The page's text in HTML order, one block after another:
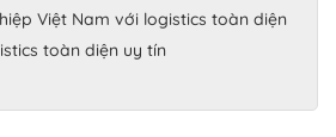
Việt Nam với logistics toàn diện
toàn diện uy tín